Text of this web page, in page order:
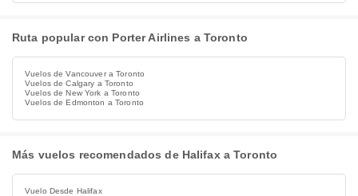
Ruta popular con Porter Airlines a Toronto
Vuelos de Vancouver a Toronto
Vuelos de Calgary a Toronto
Vuelos de New York a Toronto
Vuelos de Edmonton a Toronto
Más vuelos recomendados de Halifax a Toronto
Vuelo Desde Halifax